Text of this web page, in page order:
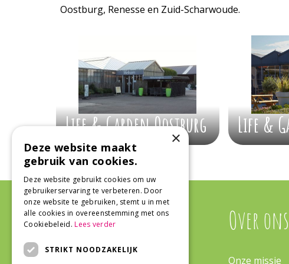
Oostburg, Renesse en Zuid-Scharwoude.
Life & Garden Oostburg Life &
Algemeen Over ons
Onze missie
×
Deze website maakt
gebruik van cookies.
Deze website gebruikt cookies om uw
gebruikerservaring te verbeteren. Door
onze website te gebruiken, stemt u in met
alle cookies in overeenstemming met ons
Cookiebeleid.Lees verder
STRIKT NOODZAKELIJK